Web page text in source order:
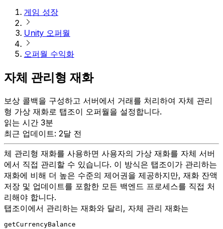
게임 성장
Unity 오퍼월
오퍼월 수익화
자체 관리형 재화
보상 콜백을 구성하고 서버에서 거래를 처리하여 자체 관리
형 가상 재화로 탭조이 오퍼월을 설정합니다.
읽는 시간 3분
최근 업데이트: 2달 전
체 관리형 재화를 사용하면 사용자의 가상 재화를 자체 서버
에서 직접 관리할 수 있습니다. 이 방식은 탭조이가 관리하는
재화에 비해 더 높은 수준의 제어권을 제공하지만, 재화 잔액
저장 및 업데이트를 포함한 모든 백엔드 프로세스를 직접 처
리해야 합니다.
탭조이에서 관리하는 재화와 달리, 자체 관리 재화는
getCurrencyBalance